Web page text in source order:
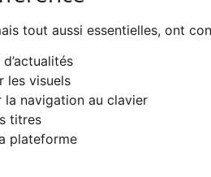
tout aussi essentielles, ont
les visuels
navigation au clavier
titres
plateforme